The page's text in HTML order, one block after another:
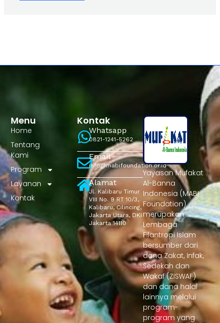
Menu
Home
Tentang
Kami
Program
Layanan
Kontak
Kontak
Whatsapp
0821-1241-5262
Email
info@mabifoundation.or.id
Alamat
Jl. Kalibaru Timur
VIII No. 9 RT 10/3,
Kalibaru, Cilincing,
Jakarta Utara, DKI
Jakarta 14110
Yayasan Mufakat
Al-Banna
Indonesia (MABI
Foundation)
merupakan
Lembaga
Filantropi Islam
bersumber dari
dana Zakat, Infak,
Sedekah dan
Wakaf (ZISWAF)
dan dana halal
lainnya melalui
program-
program yang